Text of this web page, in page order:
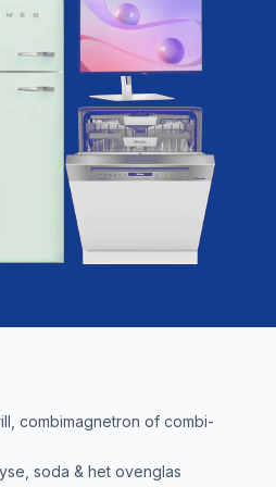
combimagnetron of combi-
soda & het ovenglas